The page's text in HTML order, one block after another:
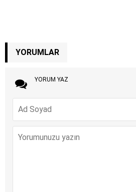
YORUMLAR
YORUM YAZ